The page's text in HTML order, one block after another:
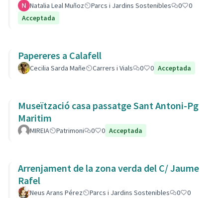
Natalia Leal Muñoz Parcs i Jardins Sostenibles 0
0
Acceptada
Papereres a Calafell
Cecilia Sarda Mañe Carrers i Vials 0 0 Acceptada
Museïtzació casa passatge Sant Antoni-Pg
Maritim
MIREIA Patrimoni 0 0 Acceptada
Arrenjament de la zona verda del C/ Jaume
Rafel
Neus Arans Pérez Parcs i Jardins Sostenibles 0
0